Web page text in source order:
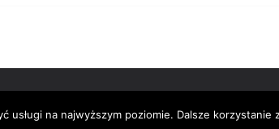
usługi na najwyższym poziomie. Dalsze